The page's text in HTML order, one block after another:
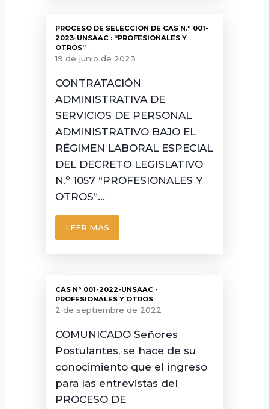
PROCESO DE SELECCIÓN DE CAS N.º 001-
2023-UNSAAC : “PROFESIONALES Y
OTROS”
19 de junio de 2023
CONTRATACIÓN
ADMINISTRATIVA DE
SERVICIOS DE PERSONAL
ADMINISTRATIVO BAJO EL
RÉGIMEN LABORAL ESPECIAL
DEL DECRETO LEGISLATIVO
N.º 1057 “PROFESIONALES Y
OTROS”…
LEER MAS
CAS N° 001-2022-UNSAAC -
PROFESIONALES Y OTROS
2 de septiembre de 2022
COMUNICADO Señores
Postulantes, se hace de su
conocimiento que el ingreso
para las entrevistas del
PROCESO DE